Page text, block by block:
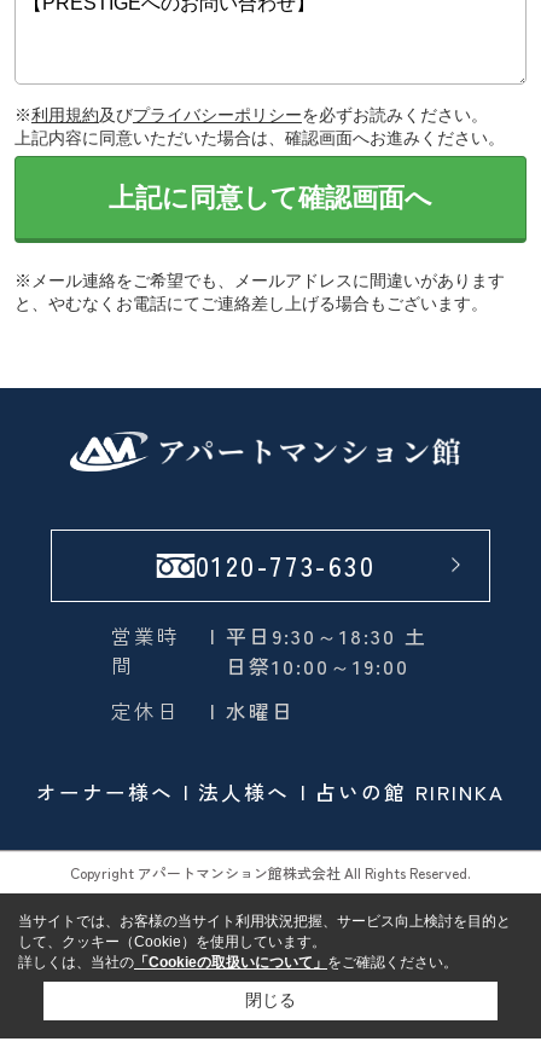
※利用規約及びプライバシーポリシーを必ずお読みください。
上記内容に同意いただいた場合は、確認画面へお進みください。
上記に同意して確認画面へ
※メール連絡をご希望でも、メールアドレスに間違いがあります
と、やむなくお電話にてご連絡差し上げる場合もございます。
0120-773-630
営業時
間
| 平日9:30～18:30 土
日祭10:00～19:00
定休日
| 水曜日
オーナー様へ 法人様へ 占いの館 RIRINKA
Copyright アパートマンション館株式会社 All Rights Reserved.
当サイトでは、お客様の当サイト利用状況把握、サービス向上検討を目的と
して、クッキー（Cookie）を使用しています。
詳しくは、当社の 「Cookieの取扱いについて」 をご確認ください。
閉じる